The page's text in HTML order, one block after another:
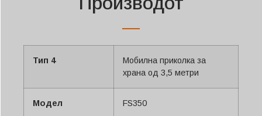
Тип 4
Мобилна приколка за
храна од 3,5 метри
Модел FS350